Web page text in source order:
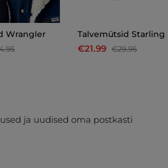
Wrangler
Talvemütsid Starling
€21.99 €29.95
ja uudised oma postkasti